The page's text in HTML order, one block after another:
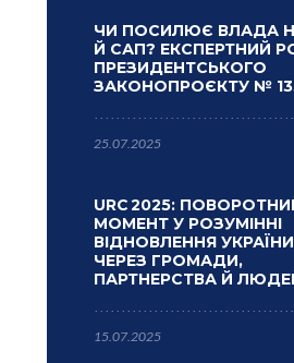
ЧИ ПОСИЛЮЄ ВЛАДА
Й САП? ЕКСПЕРТНИЙ
ПРЕЗИДЕНТСЬКОГО
ЗАКОНОПРОЄКТУ №
25.07.2025
URC 2025:
МОМЕНТ У РОЗУМІННІ
ВІДНОВЛЕННЯ
ЧЕРЕЗ ГРОМАДИ,
ПАРТНЕРСТВА Й
15.07.2025